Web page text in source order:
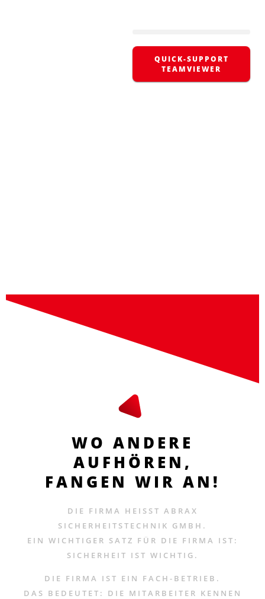
QUICK-SUPPORT
TEAMVIEWER
WO ANDERE
AUFHÖREN,
FANGEN WIR AN!
DIE FIRMA HEISST ABRAX S
ICHERHEITSTECHNIK GMBH.
EIN WICHTIGER SATZ FÜR DIE FIRMA IST:
SICHERHEIT IST WICHTIG.
DIE FIRMA IST EIN FACH-BETRIEB.
DAS BEDEUTET: DIE MITARBEITER KENNEN